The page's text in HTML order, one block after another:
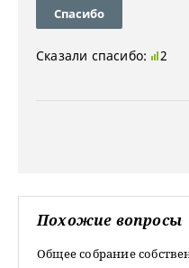
Спасибо
Сказали спасибо: 2
Похожие вопросы
Общее собрание